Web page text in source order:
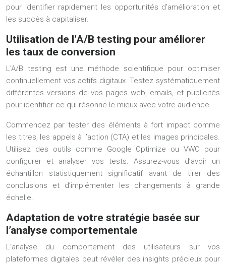
pour identifier rapidement les opportunités d’amélioration et
les succès à capitaliser.
Utilisation de l’A/B testing pour améliorer
les taux de conversion
L’A/B testing est une méthode scientifique pour optimiser
continuellement vos actifs digitaux. Testez systématiquement
différentes versions de vos pages web, emails, et publicités
pour identifier ce qui résonne le mieux avec votre audience.
Commencez par tester des éléments à fort impact comme
les titres, les appels à l’action (CTA) et les images principales.
Utilisez des outils comme Google Optimize ou VWO pour
configurer et analyser vos tests. Assurez-vous d’avoir un
échantillon statistiquement significatif avant de tirer des
conclusions et d’implémenter les changements à grande
échelle.
Adaptation de votre stratégie basée sur
l’analyse comportementale
L’analyse du comportement des utilisateurs sur vos
plateformes digitales peut révéler des insights précieux pour